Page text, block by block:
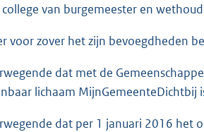
van burgemeester en
voor zover het zijn bevoegdheden
dat met de
lichaam MijnGemeenteDichtbij
dat per 1 januari 2016 het